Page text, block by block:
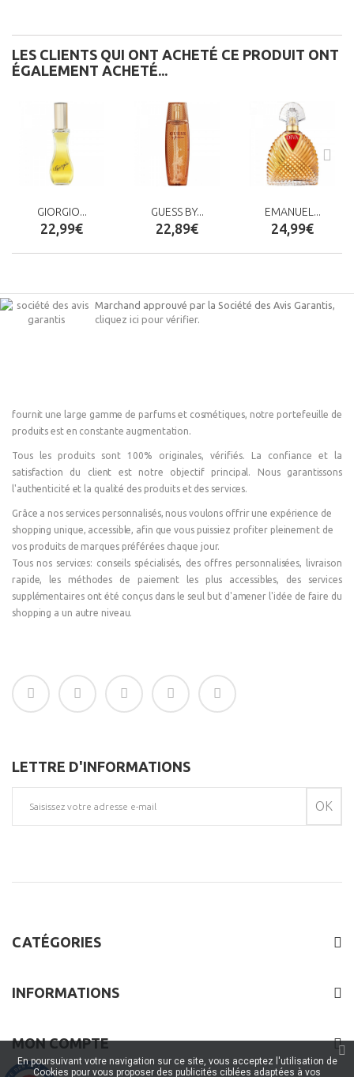
LES CLIENTS QUI ONT ACHETÉ CE PRODUIT ONT
ÉGALEMENT ACHETÉ...
GIORGIO...
22,99€
GUESS BY...
22,89€
EMANUEL...
24,99€
Marchand approuvé par la Société des Avis Garantis,
cliquez ici pour vérifier.
fournit une large gamme de parfums et cosmétiques, notre portefeuille de
produits est en constante augmentation.
Tous les produits sont 100% originales, vérifiés. La confiance et la
satisfaction du client est notre objectif principal. Nous garantissons
l'authenticité et la qualité des produits et des services.
Grâce a nos services personnalisés, nous voulons offrir une expérience de
shopping unique, accessible, afin que vous puissiez profiter pleinement de
vos produits de marques préférées chaque jour.
Tous nos services: conseils spécialisés, des offres personnalisées, livraison
rapide, les méthodes de paiement les plus accessibles, des services
supplémentaires ont été conçus dans le seul but d'amener l'idée de faire du
shopping a un autre niveau.
LETTRE D'INFORMATIONS
OK
CATÉGORIES
INFORMATIONS
MON COMPTE
En poursuivant votre navigation sur ce site, vous acceptez l'utilisation de
Cookies pour vous proposer des publicités ciblées adaptées à vos